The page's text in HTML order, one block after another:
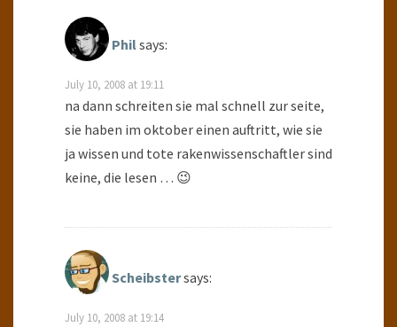
Philsays:
July 10, 2008 at 19:11
na dann schreiten sie mal schnell zur seite,
sie haben im oktober einen auftritt, wie sie
ja wissen und tote rakenwissenschaftler sind
keine, die lesen … 😉
Scheibstersays:
July 10, 2008 at 19:14